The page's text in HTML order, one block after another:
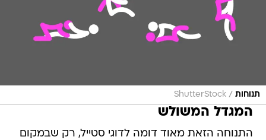
תנוחות /
ShutterStock
המגדל המשולש
התנוחה הזאת מאוד דומה לדוגי סטייל, רק שבמקום